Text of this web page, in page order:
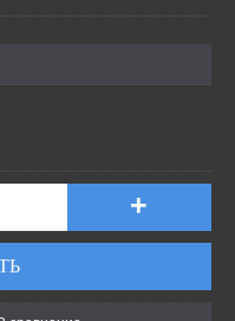
+